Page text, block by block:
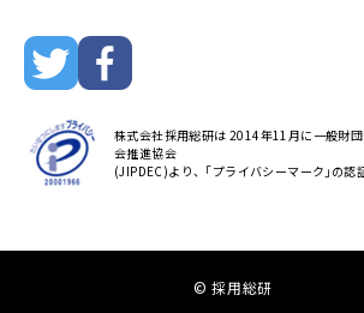
株式会社採用総研は 2014年11月に一般財
会推進協会
(JIPDEC)より、｢プライバシーマーク｣の認
© 採用総研